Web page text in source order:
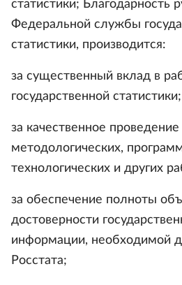
статистики; Благодарность
Федеральной службы
статистики, производится:
за существенный вклад в
государственной статистики;
за качественное проведение
методологических,
технологических и других
за обеспечение полноты
достоверности
информации, необходимой
Росстата;